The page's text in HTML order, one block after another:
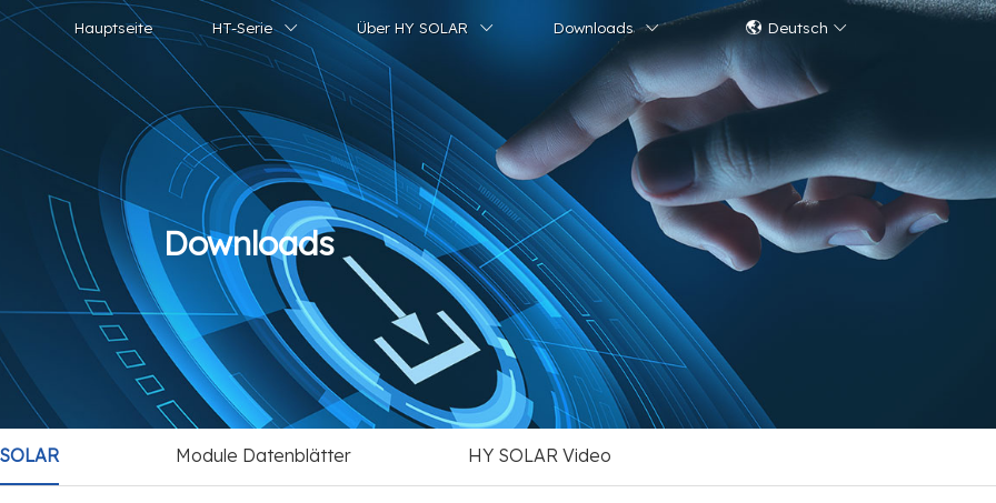
Hauptseite HT-Serie Über HY SOLAR Downloads Deutsch
Downloads
Module Datenblätter HY SOLAR Video